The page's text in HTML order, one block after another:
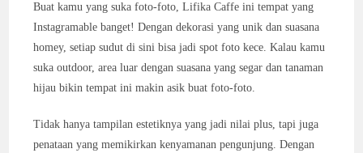
Buat kamu yang suka foto-foto, Lifika Caffe ini tempat yang
Instagramable banget! Dengan dekorasi yang unik dan suasana
homey, setiap sudut di sini bisa jadi spot foto kece. Kalau kamu
suka outdoor, area luar dengan suasana yang segar dan tanaman
hijau bikin tempat ini makin asik buat foto-foto.
Tidak hanya tampilan estetiknya yang jadi nilai plus, tapi juga
penataan yang memikirkan kenyamanan pengunjung. Dengan